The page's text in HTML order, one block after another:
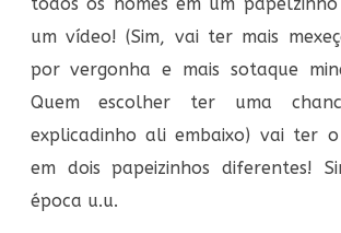
um vídeo! (Sim, vai ter mais
por vergonha e mais sotaque
Quem escolher ter uma
explicadinho ali embaixo) vai ter
em dois papeizinhos diferentes!
época u.u.